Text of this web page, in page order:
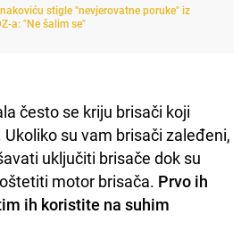
stigle "nevjerovatne poruke" iz
a: "Ne šalim se"
često se kriju brisači koji
su vam brisači zaleđeni,
uključiti brisače dok su
motor brisača. Prvo ih
ih koristite na suhim